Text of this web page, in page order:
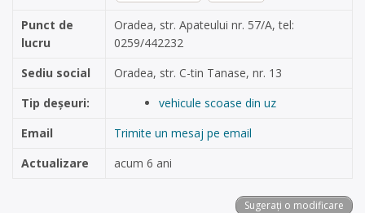
Punct de
lucru
Oradea, str. Apateului nr. 57/A, tel:
0259/442232
Sediu social
Oradea, str. C-tin Tanase, nr. 13
Tip deșeuri:
vehicule scoase din uz
Email
Trimite un mesaj pe email
Actualizare
acum 6 ani
Sugerați o modificare